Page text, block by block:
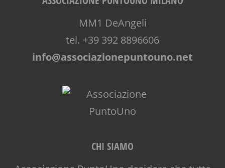
MM1 DeAngeli
tel. +39 392 8896606
info@associazionepuntouno.net
CHI SIAMO